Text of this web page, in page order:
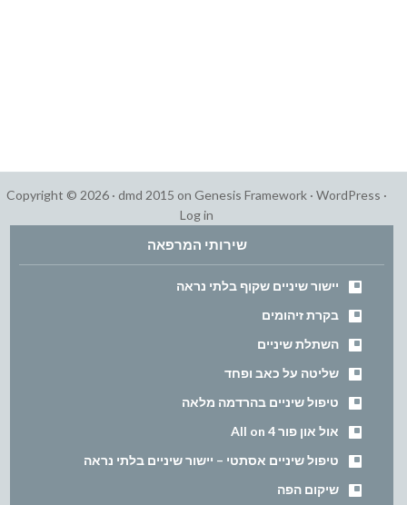
Copyright © 2026 · dmd 2015 on Genesis Framework · WordPress ·
Log in
שירותי המרפאה
יישור שיניים שקוף בלתי נראה
בקרת זיהומים
השתלת שיניים
שליטה על כאב ופחד
טיפול שיניים בהרדמה מלאה
אול און פור All on 4
טיפול שיניים אסתטי – יישור שיניים בלתי נראה
שיקום הפה